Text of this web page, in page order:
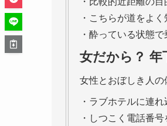
・こちらが道をよ
・酔っている状態
女だから？
女性とおぼしき人の
・ラブホテルに連
・しつこく電話番